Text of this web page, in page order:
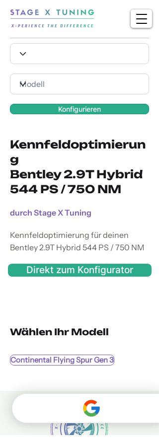
Konfigurieren
Kennfeldoptimierun
g
Bentley 2.9T Hybrid
544 PS / 750 NM
durch Stage X Tuning
Kennfeldoptimierung für deinen
Bentley 2.9T Hybrid 544 PS / 750 NM
Direkt zum Konfigurator
Wählen Ihr Modell
Continental Flying Spur Gen 3